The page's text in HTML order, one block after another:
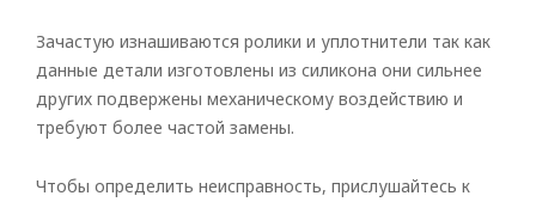
Зачастую изнашиваются ролики и уплотнители так как
данные детали изготовлены из силикона они сильнее
других подвержены механическому воздействию и
требуют более частой замены.
Чтобы определить неисправность, прислушайтесь к